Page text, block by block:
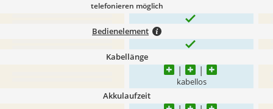
telefonieren möglich
Bedienelement
Kabellänge
kabellos
Akkulaufzeit